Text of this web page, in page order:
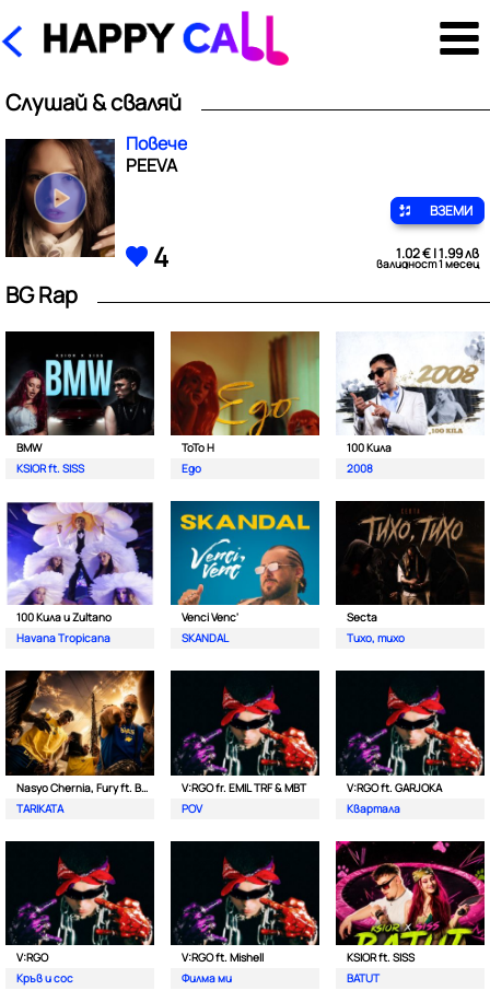
Слушай & сваляй
Повече
PEEVA
ВЗЕМИ
4 1.02 € | 1.99 лв
валидност 1 месец
BG Rap
BMW
KSIOR ft. SISS
ToTo H
Ego
100 Кила
2008
100 Кила и Zultano
Havana Tropicana
Venci Venc'
SKANDAL
Secta
Тихо, тихо
Nasyo Chernia, Fury ft. Bobo Armani
TARIKATA
V:RGO fr. EMIL TRF & MBT
POV
V:RGO ft. GARJOKA
Квартала
V:RGO
Кръв и сос
V:RGO ft. Mishell
Филма ми
KSIOR ft. SISS
BATUT